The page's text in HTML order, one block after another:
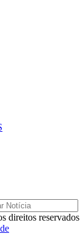
direitos reservados